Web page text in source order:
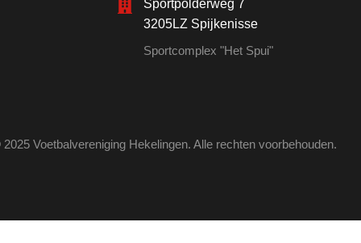
Sportpolderweg 7
3205LZ Spijkenisse
Sportcomplex "Het Spui"
Voetbalvereniging Hekelingen. Alle rechten voorbehouden.